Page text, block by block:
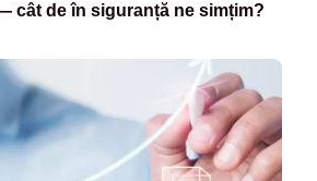
cât de în siguranță ne simțim?